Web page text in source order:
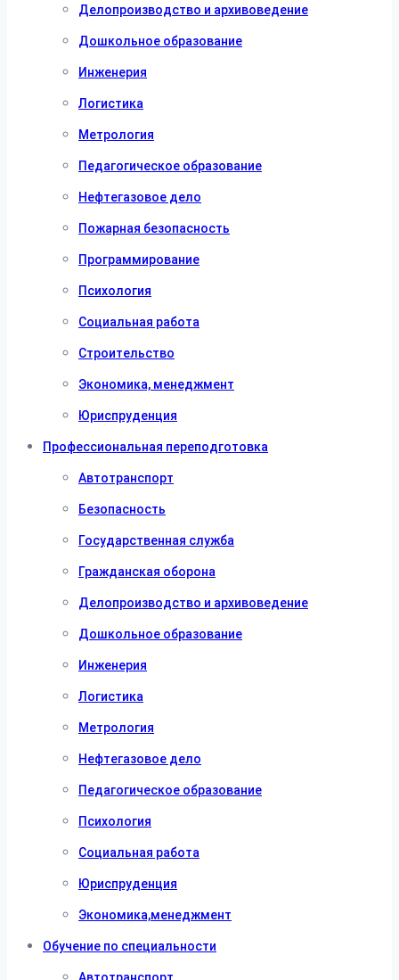
Делопроизводство и архивоведение
Дошкольное образование
Инженерия
Логистика
Метрология
Педагогическое образование
Нефтегазовое дело
Пожарная безопасность
Программирование
Психология
Социальная работа
Строительство
Экономика, менеджмент
Юриспруденция
Профессиональная переподготовка
Автотранспорт
Безопасность
Государственная служба
Гражданская оборона
Делопроизводство и архивоведение
Дошкольное образование
Инженерия
Логистика
Метрология
Нефтегазовое дело
Педагогическое образование
Психология
Социальная работа
Юриспруденция
Экономика,менеджмент
Обучение по специальности